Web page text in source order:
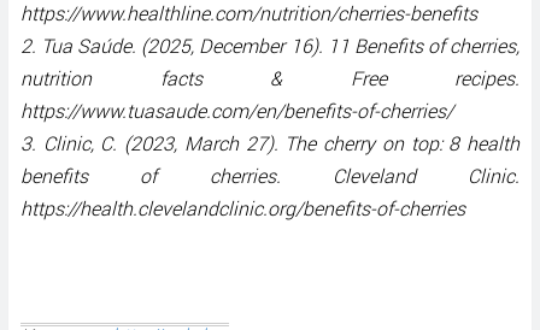
https://www.healthline.com/nutrition/cherries-benefits
2. Tua Saúde. (2025, December 16). 11 Benefits of cherries,
nutrition facts & Free recipes.
https://www.tuasaude.com/en/benefits-of-cherries/
3. Clinic, C. (2023, March 27). The cherry on top: 8 health
benefits of cherries. Cleveland Clinic.
https://health.clevelandclinic.org/benefits-of-cherries